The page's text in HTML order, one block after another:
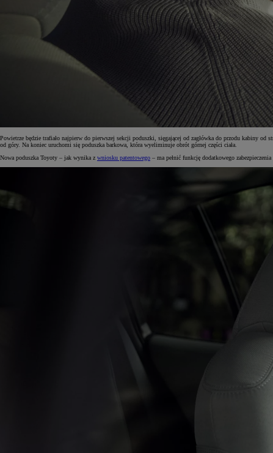
Powietrze będzie trafiało najpierw do pierwszej sekcji poduszki, sięgającej od zagłówka do przodu kabiny od
od góry. Na koniec uruchomi się poduszka barkowa, która wyeliminuje obrót górnej części ciała.
Nowa poduszka Toyoty – jak wynika z wniosku patentowego – ma pełnić funkcję dodatkowego